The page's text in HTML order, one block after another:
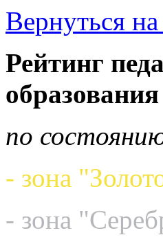
Вернуться
Рейтинг
образования
по
- зона
- зона